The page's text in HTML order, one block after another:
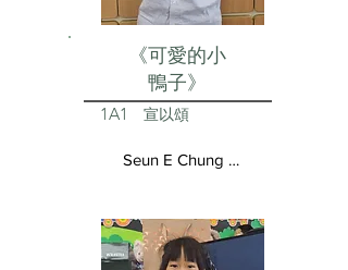
《可愛的小
鴨子》
1A1 宣以頌
Seun E Chung Aston